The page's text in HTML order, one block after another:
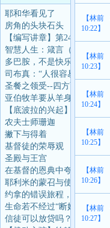
耶和华看见了
房角的头块石头
【编写讲章】第24讲：
智慧人生：箴言（第97
多巴胺，不是快乐分子
司布真：“人很容易挑
圣餐之领受--四方面 第
亚伯牧羊要从羊身上得
【底波拉的兴起】当该
农夫士师珊迦
撇下与得着
基督徒的荣辱观
圣殿与王宫
在基督的恩典中夸胜
耶利米的蒙召与使命
约拿的错误旅程，却成
生命若不经过“断奶”
信徒可以放贷吗？
【林前
10:22】
【林前
10:23】
【林前
10:24】
【林前
10:25】
【林前
10:26】
【林前
10:27】